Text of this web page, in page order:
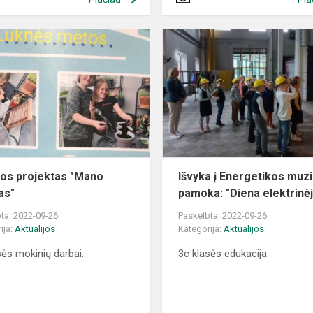
Vasaros
projektas
"Mano
augalas"
projektas "Mano
2022-09-26
Aktualijos
mokinių darbai.
Išvyka į Energetikos
pamoka: "Diena
Paskelbta: 2022-09-26
Kategorija:Aktualijos
3c klasės edukacija.